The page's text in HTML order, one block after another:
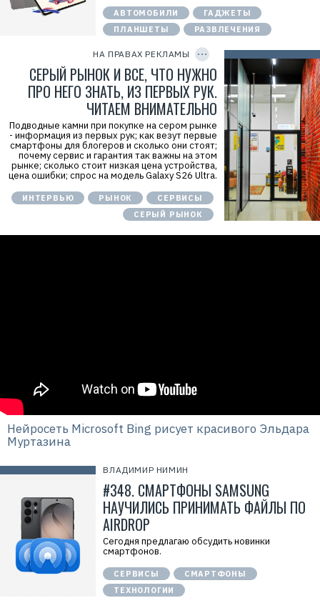
АВТОМОБИЛИ
ГАДЖЕТЫ
ПЛАНШЕТЫ
РАЗВЛЕЧЕНИЯ
НА ПРАВАХ РЕКЛАМЫ
ь
:
И
А
л
и
з
ё
н
к
о
в
А
л
е
с
е
й
О
л
4
6
C
Y
СЕРЫЙ РЫНОК И ВСЕ, ЧТО НУЖНО
ПРО НЕГО ЗНАТЬ, ИЗ ПЕРВЫХ РУК.
ЧИТАЕМ ВНИМАТЕЛЬНО
Подводные камни при покупке на сером рынке
- информация из первых рук; как везут первые
смартфоны для блогеров и сколько они стоят;
почему сервис и гарантия так важны на этом
рынке; сколько стоит низкая цена устройства,
цена ошибки; спрос на модель Galaxy S26 Ultra.
ИНТЕРВЬЮ РЫНОК
СЕРВИСЫ
СЕРЫЙ РЫНОК
ВЛАДИМИР НИМИН
#348. СМАРТФОНЫ SAMSUNG
НАУЧИЛИСЬ ПРИНИМАТЬ ФАЙЛЫ ПО
AIRDROP
Сегодня предлагаю обсудить новинки
смартфонов.
СЕРВИСЫ
СМАРТФОНЫ
ТЕХНОЛОГИИ
Нейросеть Microsoft Bing рисует красивого Эльдара
Муртазина